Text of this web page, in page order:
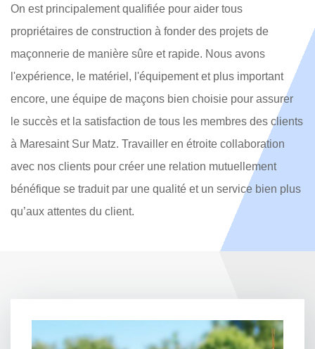
On est principalement qualifiée pour aider tous
propriétaires de construction à fonder des projets de
maçonnerie de manière sûre et rapide. Nous avons
l'expérience, le matériel, l'équipement et plus important
encore, une équipe de maçons bien choisie pour assurer
le succès et la satisfaction de tous les membres des clients
à Maresaint Sur Matz. Travailler en étroite collaboration
avec nos clients pour créer une relation mutuellement
bénéfique se traduit par une qualité et un service bien plus
qu’aux attentes du client.